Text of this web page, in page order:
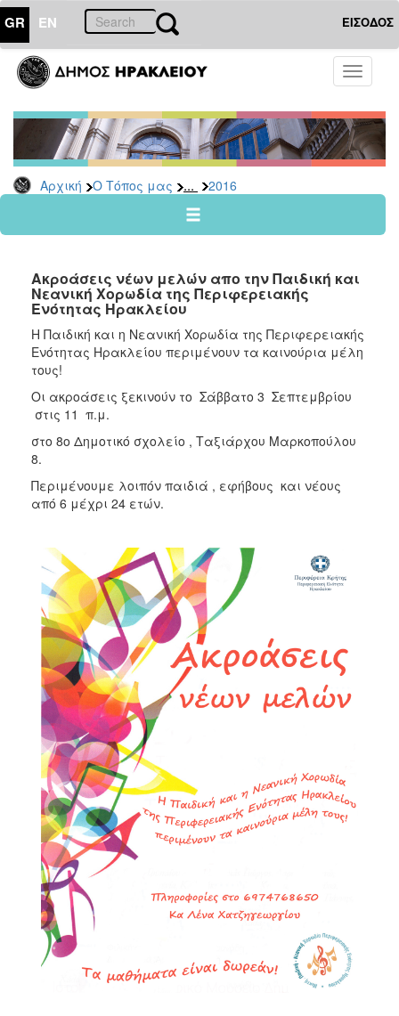
GR EN ΕΙΣΟΔΟΣ
Toggle
Αρχική Ο Τόπος μας ... 2016
ΤΟΠΟΣ
ΜΑΣ
Ανακοινώσεις
Αρχείο
2026
2024
2022
2021
2020
2018
2017
2016
2012
ΔΗΜΟΣ
ΠΟΛΙΤΙΣΜΟΣ
ΑΝΘΕΚΤΙΚΗ
Ακροάσεις νέων μελών απο την Παιδική και
Νεανική Χορωδία της Περιφερειακής
Ενότητας Ηρακλείου
Η Παιδική και η Νεανική Χορωδία της Περιφερειακής
Ενότητας Ηρακλείου περιμένουν τα καινούρια μέλη
τους!
Οι ακροάσεις ξεκινούν το Σάββατο 3 Σεπτεμβρίου
στις 11 π.μ.
στο 8ο Δημοτικό σχολείο , Ταξιάρχου Μαρκοπούλου
8.
Περιμένουμε λοιπόν παιδιά , εφήβους και νέους
από 6 μέχρι 24 ετών.